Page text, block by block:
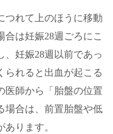
つれて上のほうに移動
合は妊娠28週ごろにこ
、妊娠28週以前であっ
られると出血が起こる
医師から「胎盤の位置
場合は、前置胎盤や低
ります。